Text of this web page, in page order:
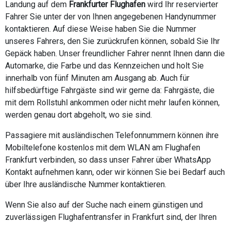
Landung auf dem Frankfurter Flughafen wird Ihr reservierter
Fahrer Sie unter der von Ihnen angegebenen Handynummer
kontaktieren. Auf diese Weise haben Sie die Nummer
unseres Fahrers, den Sie zurückrufen können, sobald Sie Ihr
Gepäck haben. Unser freundlicher Fahrer nennt Ihnen dann die
Automarke, die Farbe und das Kennzeichen und holt Sie
innerhalb von fünf Minuten am Ausgang ab. Auch für
hilfsbedürftige Fahrgäste sind wir gerne da: Fahrgäste, die
mit dem Rollstuhl ankommen oder nicht mehr laufen können,
werden genau dort abgeholt, wo sie sind.
Passagiere mit ausländischen Telefonnummern können ihre
Mobiltelefone kostenlos mit dem WLAN am Flughafen
Frankfurt verbinden, so dass unser Fahrer über WhatsApp
Kontakt aufnehmen kann, oder wir können Sie bei Bedarf auch
über Ihre ausländische Nummer kontaktieren.
Wenn Sie also auf der Suche nach einem günstigen und
zuverlässigen Flughafentransfer in Frankfurt sind, der Ihren